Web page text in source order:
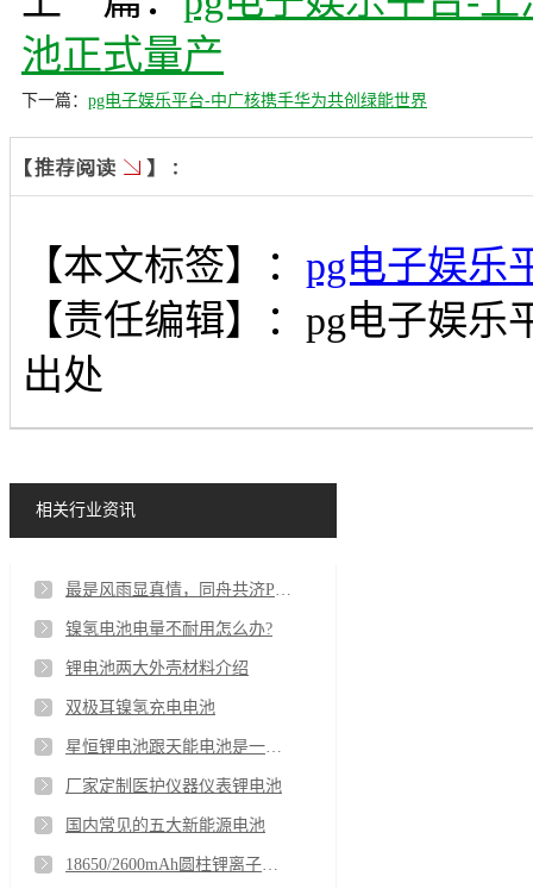
池正式量产
下一篇： pg电子娱乐平台-中广核携手华为共创绿能世界
【本文标签】： pg电子娱乐
【责任编辑】： pg电子娱乐
出处
相关行业资讯
镍氢电池电量不耐用怎么办?
锂电池两大外壳材料介绍
双极耳镍氢充电电池
厂家定制医护仪器仪表锂电池
国内常见的五大新能源电池